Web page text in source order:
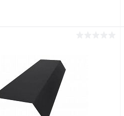
Сравнение
Под заказ